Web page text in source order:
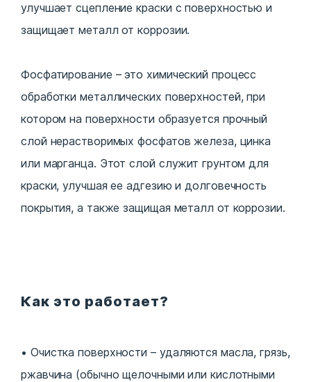
улучшает сцепление краски с поверхностью и
защищает металл от коррозии.
Фосфатирование – это химический процесс
обработки металлических поверхностей, при
котором на поверхности образуется прочный
слой нерастворимых фосфатов железа, цинка
или марганца. Этот слой служит грунтом для
краски, улучшая ее адгезию и долговечность
покрытия, а также защищая металл от коррозии.
Как это работает?
Очистка поверхности – удаляются масла, грязь,
ржавчина (обычно щелочными или кислотными